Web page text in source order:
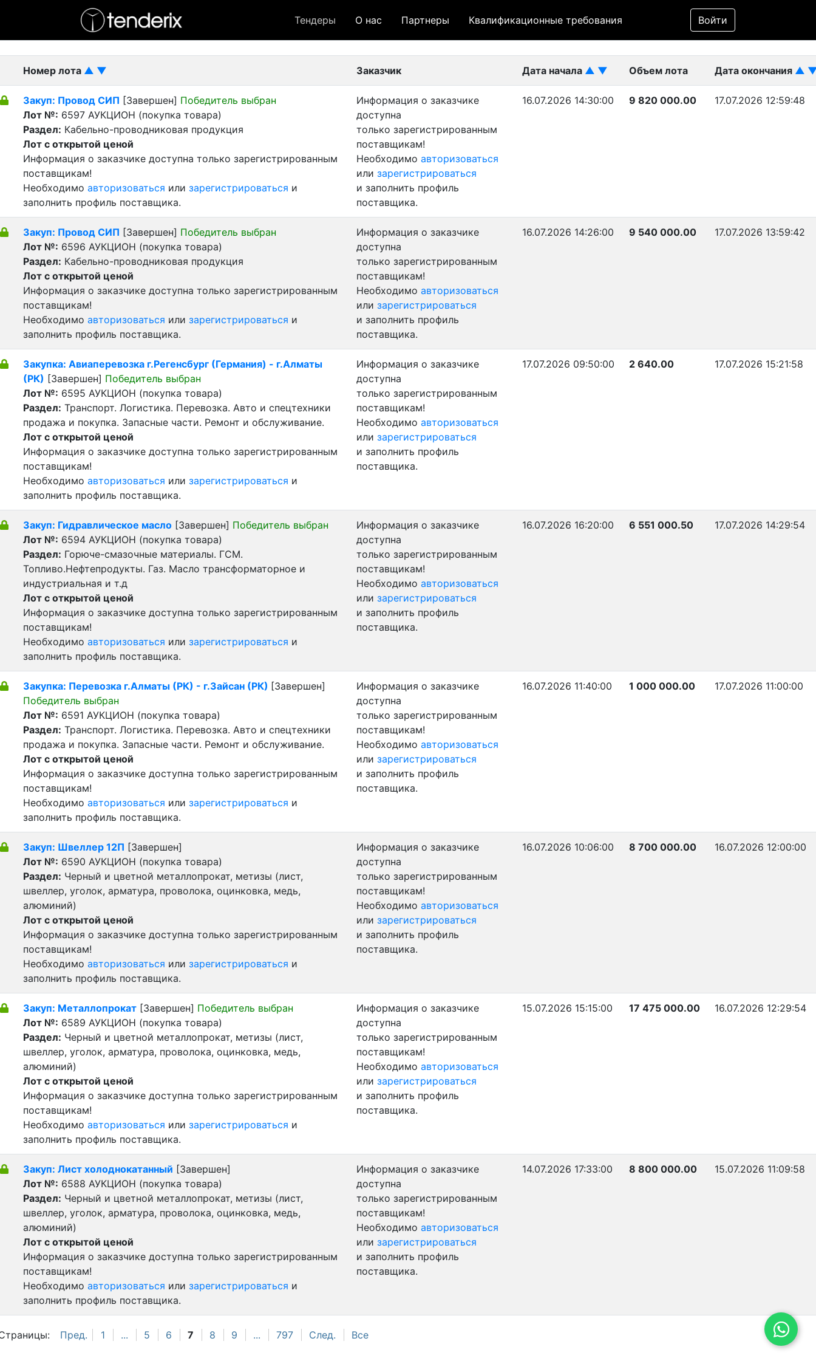
Тендеры О нас Партнеры Квалификационные требования Войти
Фильтр
- Завершенный лот
Пред. 1 ... 5 6 7 8 9 ... 797 След. Все
Номер лота ▲ ▼ Заказчик Дата начала ▲ ▼ Объем лота Дата окончания ▲
Закуп: Провод СИП [Завершен] Победитель выбран
Лот №: 6597 АУКЦИОН (покупка товара)
Раздел: Кабельно-проводниковая продукция
Лот с открытой ценой
Информация о заказчике доступна только зарегистрированным
поставщикам!
Необходимо авторизоваться или зарегистрироваться и
заполнить профиль поставщика.
Информация о заказчике
доступна
только зарегистрированным
поставщикам!
Необходимо авторизоваться
или зарегистрироваться
и заполнить профиль
поставщика.
16.07.2026 14:30:00 9 820 000.00 17.07.2026 12:59:48
Закуп: Провод СИП [Завершен] Победитель выбран
Лот №: 6596 АУКЦИОН (покупка товара)
Раздел: Кабельно-проводниковая продукция
Лот с открытой ценой
Информация о заказчике доступна только зарегистрированным
поставщикам!
Необходимо авторизоваться или зарегистрироваться и
заполнить профиль поставщика.
Информация о заказчике
доступна
только зарегистрированным
поставщикам!
Необходимо авторизоваться
или зарегистрироваться
и заполнить профиль
поставщика.
16.07.2026 14:26:00 9 540 000.00 17.07.2026 13:59:42
Закупка: Авиаперевозка г.Регенсбург (Германия) - г.Алматы
(РК) [Завершен] Победитель выбран
Лот №: 6595 АУКЦИОН (покупка товара)
Раздел: Транспорт. Логистика. Перевозка. Авто и спецтехники
продажа и покупка. Запасные части. Ремонт и обслуживание.
Лот с открытой ценой
Информация о заказчике доступна только зарегистрированным
поставщикам!
Необходимо авторизоваться или зарегистрироваться и
заполнить профиль поставщика.
Информация о заказчике
доступна
только зарегистрированным
поставщикам!
Необходимо авторизоваться
или зарегистрироваться
и заполнить профиль
поставщика.
17.07.2026 09:50:00 2 640.00 17.07.2026 15:21:58
Закуп: Гидравлическое масло [Завершен] Победитель выбран
Лот №: 6594 АУКЦИОН (покупка товара)
Раздел: Горюче-смазочные материалы. ГСМ.
Топливо.Нефтепродукты. Газ. Масло трансформаторное и
индустриальная и т.д
Лот с открытой ценой
Информация о заказчике доступна только зарегистрированным
поставщикам!
Необходимо авторизоваться или зарегистрироваться и
заполнить профиль поставщика.
Информация о заказчике
доступна
только зарегистрированным
поставщикам!
Необходимо авторизоваться
или зарегистрироваться
и заполнить профиль
поставщика.
16.07.2026 16:20:00 6 551 000.50 17.07.2026 14:29:54
Закупка: Перевозка г.Алматы (РК) - г.Зайсан (РК) [Завершен]
Победитель выбран
Лот №: 6591 АУКЦИОН (покупка товара)
Раздел: Транспорт. Логистика. Перевозка. Авто и спецтехники
продажа и покупка. Запасные части. Ремонт и обслуживание.
Лот с открытой ценой
Информация о заказчике доступна только зарегистрированным
поставщикам!
Необходимо авторизоваться или зарегистрироваться и
заполнить профиль поставщика.
Информация о заказчике
доступна
только зарегистрированным
поставщикам!
Необходимо авторизоваться
или зарегистрироваться
и заполнить профиль
поставщика.
16.07.2026 11:40:00 1 000 000.00 17.07.2026 11:00:00
Закуп: Швеллер 12П [Завершен]
Лот №: 6590 АУКЦИОН (покупка товара)
Раздел: Черный и цветной металлопрокат, метизы (лист,
швеллер, уголок, арматура, проволока, оцинковка, медь,
алюминий)
Лот с открытой ценой
Информация о заказчике доступна только зарегистрированным
поставщикам!
Необходимо авторизоваться или зарегистрироваться и
заполнить профиль поставщика.
Информация о заказчике
доступна
только зарегистрированным
поставщикам!
Необходимо авторизоваться
или зарегистрироваться
и заполнить профиль
поставщика.
16.07.2026 10:06:00 8 700 000.00 16.07.2026 12:00:00
Закуп: Металлопрокат [Завершен] Победитель выбран
Лот №: 6589 АУКЦИОН (покупка товара)
Раздел: Черный и цветной металлопрокат, метизы (лист,
швеллер, уголок, арматура, проволока, оцинковка, медь,
алюминий)
Лот с открытой ценой
Информация о заказчике доступна только зарегистрированным
поставщикам!
Необходимо авторизоваться или зарегистрироваться и
заполнить профиль поставщика.
Информация о заказчике
доступна
только зарегистрированным
поставщикам!
Необходимо авторизоваться
или зарегистрироваться
и заполнить профиль
поставщика.
15.07.2026 15:15:00 17 475 000.00 16.07.2026 12:29:54
Закуп: Лист холоднокатанный [Завершен]
Лот №: 6588 АУКЦИОН (покупка товара)
Раздел: Черный и цветной металлопрокат, метизы (лист,
швеллер, уголок, арматура, проволока, оцинковка, медь,
алюминий)
Лот с открытой ценой
Информация о заказчике доступна только зарегистрированным
поставщикам!
Необходимо авторизоваться или зарегистрироваться и
заполнить профиль поставщика.
Информация о заказчике
доступна
только зарегистрированным
поставщикам!
Необходимо авторизоваться
или зарегистрироваться
и заполнить профиль
поставщика.
14.07.2026 17:33:00 8 800 000.00 15.07.2026 11:09:58